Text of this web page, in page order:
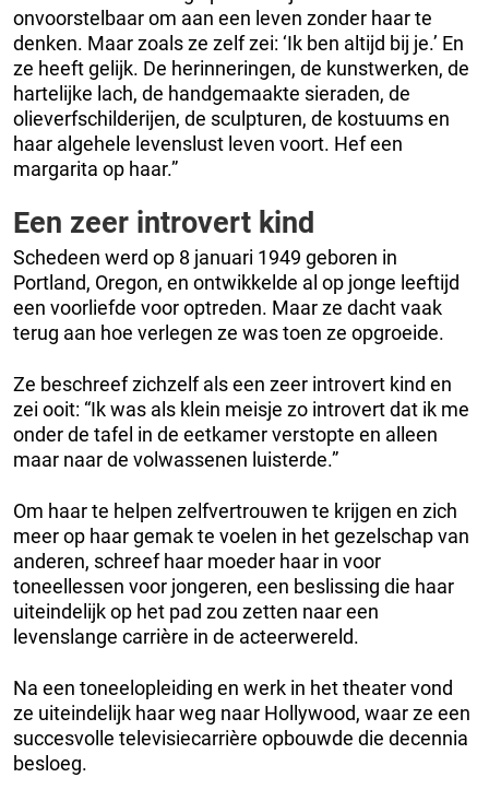
onvoorstelbaar om aan een leven zonder haar te
denken. Maar zoals ze zelf zei: ‘Ik ben altijd bij je.’ En
ze heeft gelijk. De herinneringen, de kunstwerken, de
hartelijke lach, de handgemaakte sieraden, de
olieverfschilderijen, de sculpturen, de kostuums en
haar algehele levenslust leven voort. Hef een
margarita op haar.”
Een zeer introvert kind
Schedeen werd op 8 januari 1949 geboren in
Portland, Oregon, en ontwikkelde al op jonge leeftijd
een voorliefde voor optreden. Maar ze dacht vaak
terug aan hoe verlegen ze was toen ze opgroeide.
Ze beschreef zichzelf als een zeer introvert kind en
zei ooit: “Ik was als klein meisje zo introvert dat ik me
onder de tafel in de eetkamer verstopte en alleen
maar naar de volwassenen luisterde.”
Om haar te helpen zelfvertrouwen te krijgen en zich
meer op haar gemak te voelen in het gezelschap van
anderen, schreef haar moeder haar in voor
toneellessen voor jongeren, een beslissing die haar
uiteindelijk op het pad zou zetten naar een
levenslange carrière in de acteerwereld.
Na een toneelopleiding en werk in het theater vond
ze uiteindelijk haar weg naar Hollywood, waar ze een
succesvolle televisiecarrière opbouwde die decennia
besloeg.